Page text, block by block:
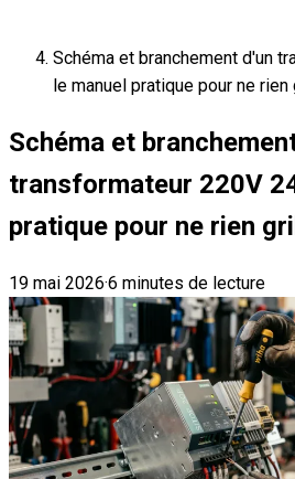
Schéma et branchement d'un
le manuel pratique pour ne rien
Schéma et
transformateur 220V
pratique pour ne rien
19 mai 2026·6 minutes de lecture